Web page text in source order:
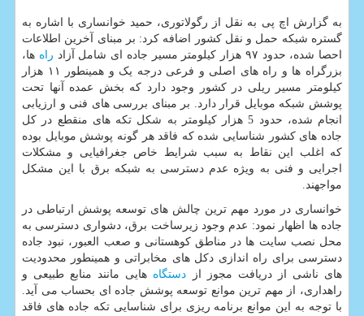
به گزارش اچ پی به نقل از رگولاتوری، حمید خوانساری با اشاره به
گستره شبکه حمل و نقل کشور اضافه کرد: بر مبنای آخرین اطلاعات
احصا شده، حدود ۹۷ هزار کیلومتر مسیر جاده ای شامل آزاد
راه ها،
بزرگراه ها و راه های اصلی و فرعی درجه یک و همینطور ۱۱ هزار
کیلومتر مسیر ریلی در کشور وجود دارد که بخش عمده آنها تحت
پوشش شبکه موبایل قرار دارد. بر مبنای بررسی های فنی و ارزیابی
انجام شده، حدود 5 هزار کیلومتر به شکل تکه های منقطع در کل
جاده های کشور شناسایی شده که فاقد هر گونه پوشش موبایل بوده
که اغلب این نقاط به سبب شرایط خاص جغرافیایی و مشکلات
اجرایی و فنی به ویژه عدم دسترسی به شبکه برق با این مشکل
مواجهند.
خوانساری در مورد مهم ترین چالش های توسعه پوشش ارتباطی در
جاده ها اظهار نمود: عدم وجود زیرساخت برق، دشواری دسترسی به
محل نصب سایت ها در مناطق کوهستانی و صعب العبور، نبود جاده
دسترسی برای راه اندازی دکل های مخابراتی و همینطور محدودیت
های ناشی از دریافت مجوز از دستگاه هایی مانند منابع طبیعی و
راهداری، از مهم ترین موانع توسعه پوشش جاده ای بحساب می آید.
با توجه به این موانع برنامه ریزی برای شناسایی تکه جاده های فاقد